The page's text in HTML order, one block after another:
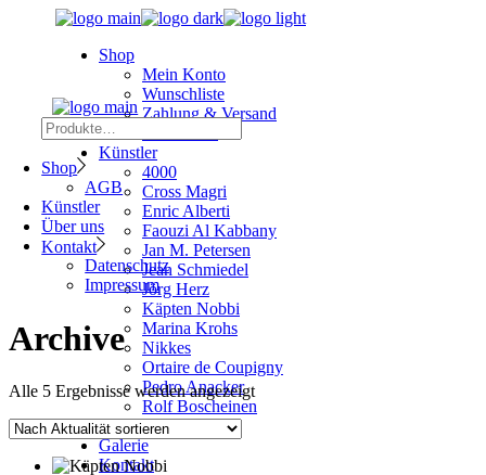
Shop
Mein Konto
Wunschliste
Zahlung & Versand
Künstler
4000
Cross Magri
Enric Alberti
Faouzi Al Kabbany
Jan M. Petersen
Jean Schmiedel
Jörg Herz
Käpten Nobbi
Marina Krohs
Nikkes
Ortaire de Coupigny
Pedro Anacker
Rolf Boscheinen
Silky
Galerie
Kontakt
Suchen
Shop
AGB
Künstler
Über uns
Kontakt
Datenschutz
Impressum
Archive
Alle 5 Ergebnisse werden angezeigtNach
Aktualität